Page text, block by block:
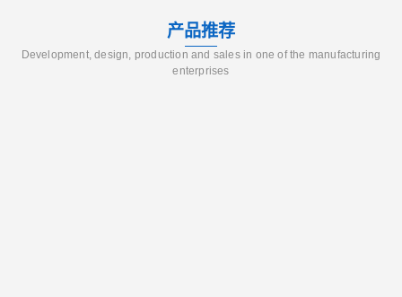
产品推荐
Development, design, production and sales in one of the manufacturing
enterprises